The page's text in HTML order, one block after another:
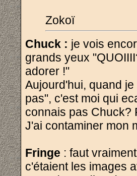
Zokoï
Chuck : je vois
grands yeux
adorer !"
Aujourd'hui, quand
pas", c'est moi qui
connais pas
J'ai contaminer mon
Fringe : faut
c'étaient les images